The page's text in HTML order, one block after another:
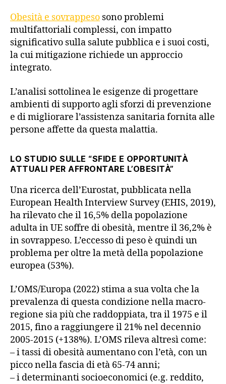
Obesità e sovrappeso sono problemi
multifattoriali complessi, con impatto
significativo sulla salute pubblica e i suoi costi,
la cui mitigazione richiede un approccio
integrato.
L’analisi sottolinea le esigenze di progettare
ambienti di supporto agli sforzi di prevenzione
e di migliorare l’assistenza sanitaria fornita alle
persone affette da questa malattia.
LO STUDIO SULLE “SFIDE E OPPORTUNITÀ
ATTUALI PER AFFRONTARE L’OBESITÀ”
Una ricerca dell’Eurostat, pubblicata nella
European Health Interview Survey (EHIS, 2019),
ha rilevato che il 16,5% della popolazione
adulta in UE soffre di obesità, mentre il 36,2% è
in sovrappeso. L’eccesso di peso è quindi un
problema per oltre la metà della popolazione
europea (53%).
L’OMS/Europa (2022) stima a sua volta che la
prevalenza di questa condizione nella macro-
regione sia più che raddoppiata, tra il 1975 e il
2015, fino a raggiungere il 21% nel decennio
2005-2015 (+138%). L’OMS rileva altresì come:
– i tassi di obesità aumentano con l’età, con un
picco nella fascia di età 65-74 anni;
– i determinanti socioeconomici (e.g. reddito,